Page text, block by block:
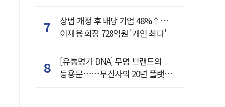
7
상법 개정 후 배당 기업 48%↑…
이재용 회장 728억원 '개인 최다'
8
[유통명가 DNA] 무명 브랜드의
등용문……무신사의 20년 플랫폼